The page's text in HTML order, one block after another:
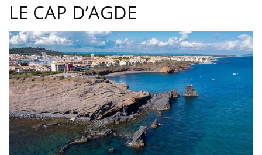
LE CAP D’AGDE